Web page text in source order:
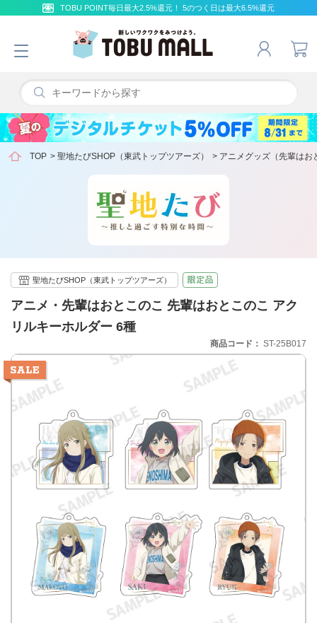
TOBU POINT毎日最大2.5%還元！ 5のつく日は最大6.5%還元
TOP > 聖地たびSHOP（東武トップツアーズ） > アニメグッズ（先輩はお
アニメ・先輩はおとこのこ 先輩はおとこのこ アク
リルキーホルダー 6種
聖地たびSHOP（東武トップツアーズ）
商品コード ST-25B017